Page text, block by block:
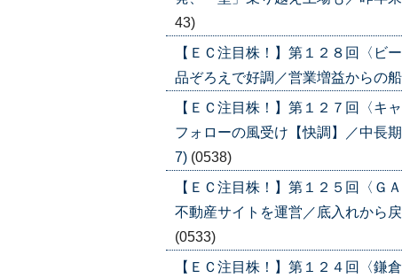
43)
【ＥＣ注目株！】第１２８回〈
品ぞろえで好調／営業増益からの
【ＥＣ注目株！】第１２７回〈
フォローの風受け【快調】／中長
7) (0538)
【ＥＣ注目株！】第１２５回〈
不動産サイトを運営／底入れから
(0533)
【ＥＣ注目株！】第１２４回〈